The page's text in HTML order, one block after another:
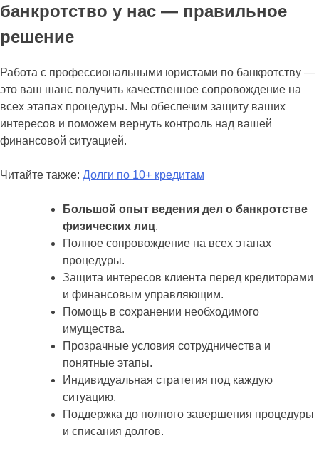
банкротство у нас — правильное
решение
Работа с профессиональными юристами по банкротству —
это ваш шанс получить качественное сопровождение на
всех этапах процедуры. Мы обеспечим защиту ваших
интересов и поможем вернуть контроль над вашей
финансовой ситуацией.
Читайте также: Долги по 10+ кредитам
Большой опыт ведения дел о банкротстве
физических лиц.
Полное сопровождение на всех этапах
процедуры.
Защита интересов клиента перед кредиторами
и финансовым управляющим.
Помощь в сохранении необходимого
имущества.
Прозрачные условия сотрудничества и
понятные этапы.
Индивидуальная стратегия под каждую
ситуацию.
Поддержка до полного завершения процедуры
и списания долгов.